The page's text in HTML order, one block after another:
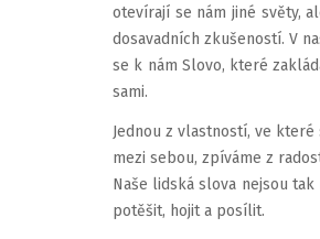
otevírají se nám jiné světy,
dosavadních zkuše­ností. V
se k nám Slovo, které
sami.
Jednou z vlastností, ve
mezi sebou, zpíváme z
Naše lidská slova nejsou
po­těšit, hojit a posílit.